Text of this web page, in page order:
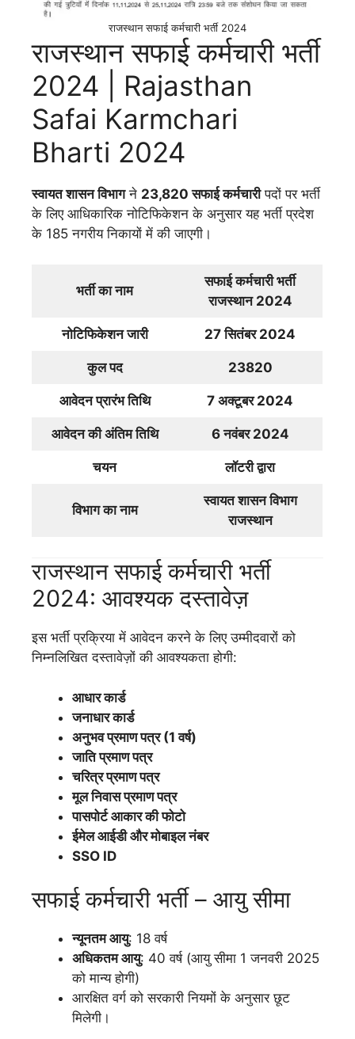
राजस्थान सफाई कर्मचारी भर्ती 2024
राजस्थान सफाई कर्मचारी भर्ती
2024 | Rajasthan
Safai Karmchari
Bharti 2024
स्वायत शासन विभागने 23,820 सफाई कर्मचारीपदों पर भर्ती
के लिए आधिकारिक नोटिफिकेशन के अनुसार यह भर्ती प्रदेश
के 185 नगरीय निकायों में की जाएगी।
भर्ती का नाम
सफाई कर्मचारी भर्ती
राजस्थान 2024
नोटिफिकेशन जारी 27 सितंबर 2024
कुल पद 23820
आवेदन प्रारंभ तिथि 7 अक्टूबर 2024
आवेदन की अंतिम तिथि 6 नवंबर 2024
चयन लॉटरी द्वारा
विभाग का नाम
स्वायत शासन विभाग
राजस्थान
राजस्थान सफाई कर्मचारी भर्ती
2024: आवश्यक दस्तावेज़
इस भर्ती प्रक्रिया में आवेदन करने के लिए उम्मीदवारों को
निम्नलिखित दस्तावेज़ों की आवश्यकता होगी:
आधार कार्ड
जनाधार कार्ड
अनुभव प्रमाण पत्र (1 वर्ष)
जाति प्रमाण पत्र
चरित्र प्रमाण पत्र
मूल निवास प्रमाण पत्र
पासपोर्ट आकार की फोटो
ईमेल आईडी और मोबाइल नंबर
SSO ID
सफाई कर्मचारी भर्ती – आयु सीमा
न्यूनतम आयु: 18 वर्ष
अधिकतम आयु: 40 वर्ष (आयु सीमा 1 जनवरी 2025
को मान्य होगी)
आरक्षित वर्ग को सरकारी नियमों के अनुसार छूट
मिलेगी।